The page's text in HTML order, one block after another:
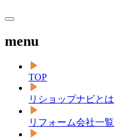
menu
TOP
リショップナビとは
リフォーム会社一覧